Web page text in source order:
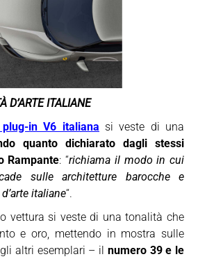
D’ARTE ITALIANE
in V6 italiana si veste di una
quanto dichiarato dagli stessi
Rampante: “richiama il modo in cui
sulle architetture barocche e
italiane“.
vettura si veste di una tonalità che
e oro, mettendo in mostra sulle
altri esemplari – il numero 39 e le